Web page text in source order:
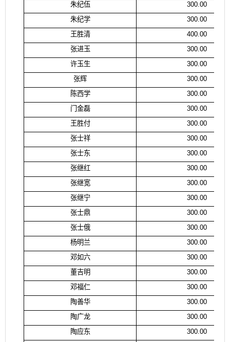
朱纪伍
300.00
朱纪学
300.00
王胜清
400.00
张进玉
300.00
许玉生
300.00
张辉
300.00
陈西学
300.00
门金磊
300.00
王胜付
300.00
张士祥
300.00
张士东
300.00
张继红
300.00
张继宽
300.00
张继宁
300.00
张士鼎
300.00
张士俄
300.00
杨明兰
300.00
邓如六
300.00
董吉明
300.00
邓福仁
300.00
陶善华
300.00
陶广龙
300.00
陶应东
300.00